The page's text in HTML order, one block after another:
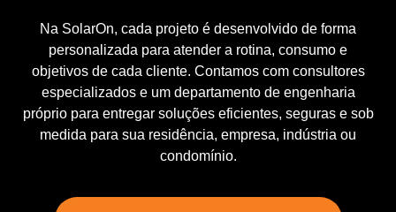
Na SolarOn, cada projeto é desenvolvido de forma
personalizada para atender a rotina, consumo e
objetivos de cada cliente. Contamos com consultores
especializados e um departamento de engenharia
próprio para entregar soluções eficientes, seguras e sob
medida para sua residência, empresa, indústria ou
condomínio.